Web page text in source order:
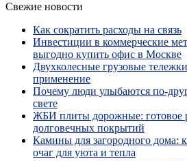
Свежие новости
Как сократить расходы на связь
Инвестиции в коммерческие
выгодно купить офис в Москве
Двухколесные грузовые
применение
Почему люди улыбаются
свете
ЖБИ плиты дорожные: готовое
долговечных покрытий
Камины для загородного дома:
очаг для уюта и тепла